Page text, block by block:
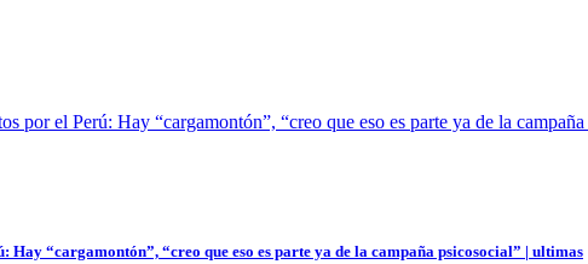
por el Perú: Hay “cargamontón”, “creo que eso es parte ya de la
“cargamontón”, “creo que eso es parte ya de la campaña psicosocial” | ultimas